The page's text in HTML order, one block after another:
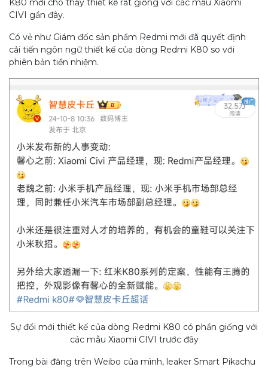
K80 mới cho thấy thiết kế rất giống với các mẫu Xiaomi
CIVI gần đây.
Có vẻ như Giám đốc sản phẩm Redmi mới đã quyết định
cải tiến ngôn ngữ thiết kế của dòng Redmi K80 so với
phiên bản tiền nhiệm.
Sự đổi mới thiết kế của dòng Redmi K80 có phần giống với
các mẫu Xiaomi CIVI trước đây
Trong bài đăng trên Weibo của mình, leaker Smart Pikachu